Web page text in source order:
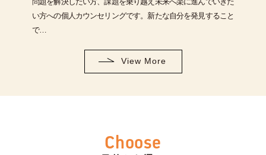
い方への個人カウンセリングです。新たな自分を発見すること
で…
View More
Choose